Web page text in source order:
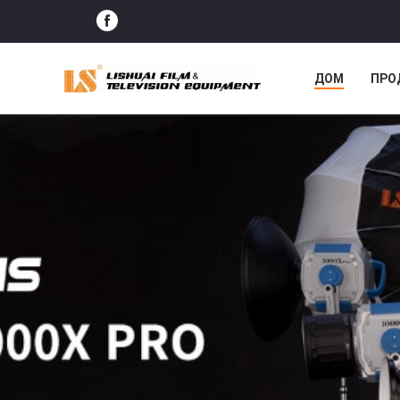
ДОМ
СЛУЧАИ